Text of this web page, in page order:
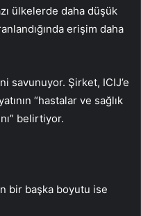
ülkelerde daha düşük
erişim daha
savunuyor. Şirket, ICIJ’e
“hastalar ve sağlık
belirtiyor.
bir başka boyutu ise